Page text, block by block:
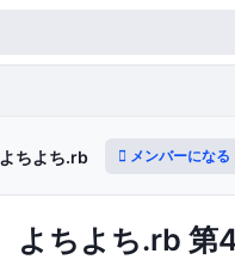
よちよち.rb メンバーになる
よちよち.rb 第